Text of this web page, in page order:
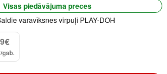
Visas piedāvājuma preces
varavīksnes virpuļi PLAY-DOH
€
gab.